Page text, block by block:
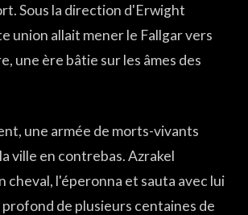
Sous la direction d'Erwight
union allait mener le Fallgar vers
une ère bâtie sur les âmes des
une armée de morts-vivants
ville en contrebas. Azrakel
cheval, l'éperonna et sauta avec lui
de plusieurs centaines de